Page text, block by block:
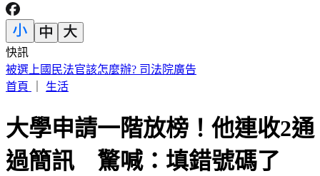
快訊
國家警報大響！下午2:30收「網路降速演習預告」
首頁
生活
大學申請一階放榜！他連收2通
過簡訊 驚喊：填錯號碼了